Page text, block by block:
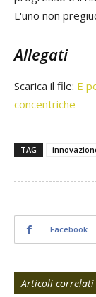
L'uno non
Allegati
Scarica il file: E
concentriche
TAG
Facebook
Articoli correlati